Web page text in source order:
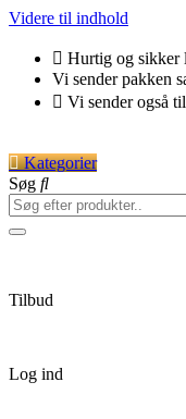
Videre til indhold
Hurtig og sikker
Vi sender pakken
Vi sender også
Kategorier
Søg
Tilbud
Log ind